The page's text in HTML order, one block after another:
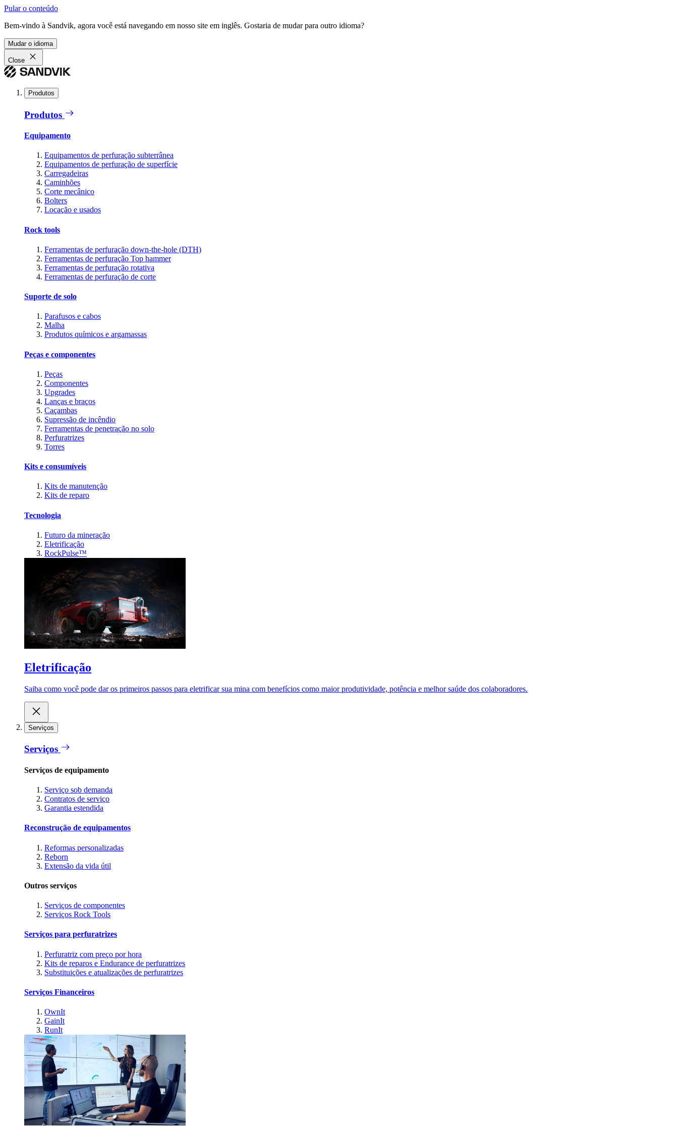
Pular o conteúdo
Bem-vindo à Sandvik, agora você está navegando em nosso site em inglês. Gostaria de mudar para outro idioma?
Mudar o idioma
Close
Produtos
Produtos
Equipamento
Equipamentos de perfuração subterrânea
Equipamentos de perfuração de superfície
Carregadeiras
Caminhões
Corte mecânico
Bolters
Locação e usados
Rock tools
Ferramentas de perfuração down-the-hole (DTH)
Ferramentas de perfuração Top hammer
Ferramentas de perfuração rotativa
Ferramentas de perfuração de corte
Suporte de solo
Parafusos e cabos
Malha
Produtos químicos e argamassas
Peças e componentes
Peças
Componentes
Upgrades
Lanças e braços
Caçambas
Supressão de incêndio
Ferramentas de penetração no solo
Perfuratrizes
Torres
Kits e consumíveis
Kits de manutenção
Kits de reparo
Tecnologia
Futuro da mineração
Eletrificação
RockPulse™
Eletrificação
Saiba como você pode dar os primeiros passos para eletrificar sua mina com benefícios como maior produtividade, potência e melhor saúde dos colaboradores.
Serviços
Serviços
Serviços de equipamento
Serviço sob demanda
Contratos de serviço
Garantia estendida
Reconstrução de equipamentos
Reformas personalizadas
Reborn
Extensão da vida útil
Outros serviços
Serviços de componentes
Serviços Rock Tools
Serviços para perfuratrizes
Perfuratriz com preço por hora
Kits de reparos e Endurance de perfuratrizes
Substituições e atualizações de perfuratrizes
Serviços Financeiros
OwnIt
GainIt
RunIt